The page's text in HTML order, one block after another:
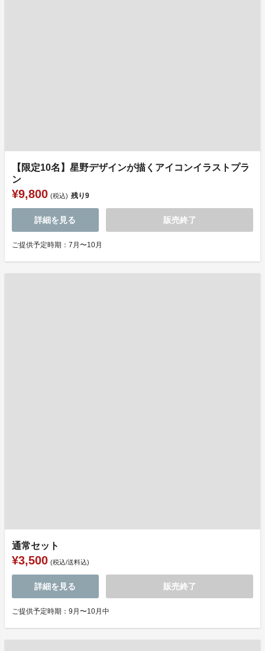
【限定10名】星野デザインが描くアイコンイラストプラ
ン
¥9,800 (税込) 残り9
詳細を見る 販売終了
ご提供予定時期：7月〜10月
通常セット
¥3,500 (税込/送料込)
詳細を見る 販売終了
ご提供予定時期：9月〜10月中